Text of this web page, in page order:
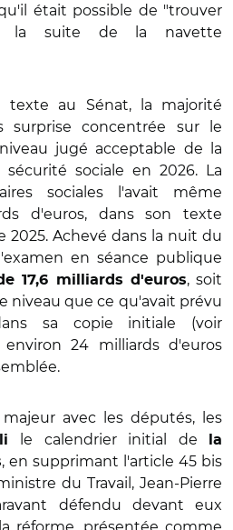
était possible de "trouver
la suite de la navette
texte au Sénat, la majorité
surprise concentrée sur le
jugé acceptable de la
sociale en 2026. La
sociales l'avait même
d'euros, dans son texte
2025. Achevé dans la nuit du
en séance publique
17,6 milliards d'euros, soit
niveau que ce qu'avait prévu
sa copie initiale (voir
24 milliards d'euros
avec les députés, les
le calendrier initial de
la
, en supprimant l'article 45 bis
du Travail, Jean-Pierre
défendu devant eux
réforme, présentée comme